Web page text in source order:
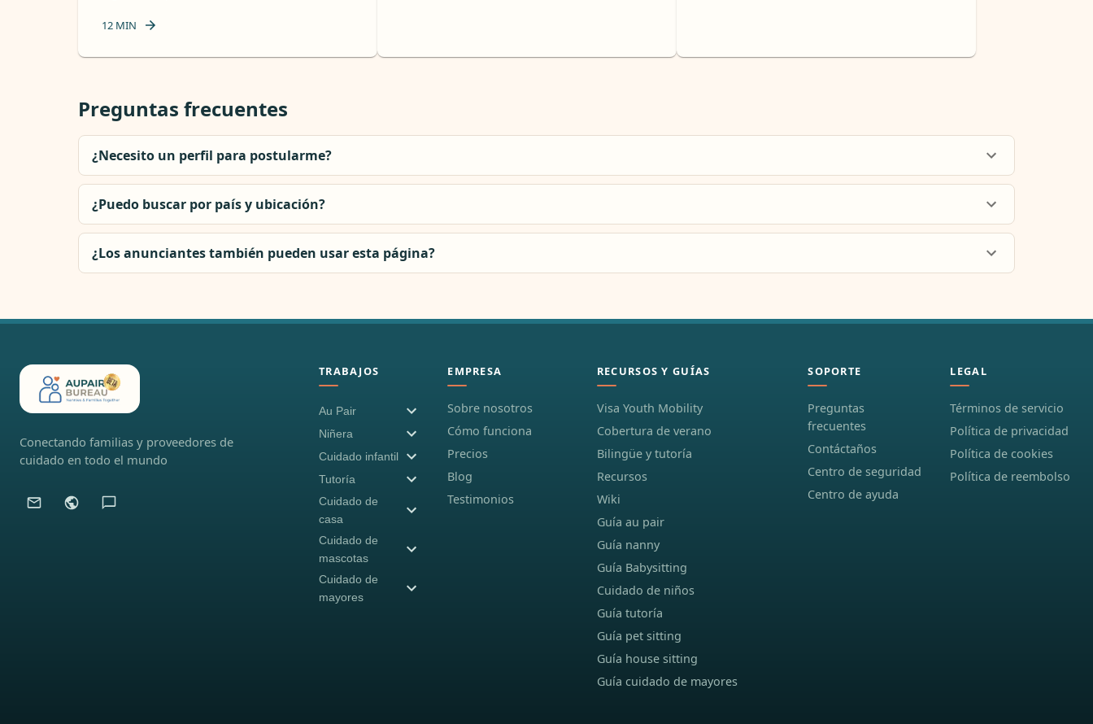
12 MIN
Preguntas frecuentes
¿Necesito un perfil para postularme?
¿Puedo buscar por país y ubicación?
¿Los anunciantes también pueden usar esta página?
Conectando familias y proveedores de
cuidado en todo el mundo
TRABAJOS
Au Pair
Niñera
Cuidado infantil
Tutoría
Cuidado de
casa
Cuidado de
mascotas
Cuidado de
mayores
EMPRESA
Sobre nosotros
Cómo funciona
Precios
Blog
Testimonios
RECURSOS Y GUÍAS
Visa Youth Mobility
Cobertura de verano
Bilingüe y tutoría
Recursos
Wiki
Guía au pair
Guía nanny
Guía Babysitting
Cuidado de niños
Guía tutoría
Guía pet sitting
Guía house sitting
Guía cuidado de mayores
SOPORTE
Preguntas
frecuentes
Contáctaños
Centro de seguridad
Centro de ayuda
LEGAL
Términos de servicio
Política de privacidad
Política de cookies
Política de reembolso